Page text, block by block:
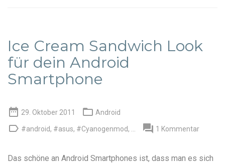
Ice Cream Sandwich Look
für dein Android
Smartphone
 29. Oktober 2011  Android
 #android, #asus, #Cyanogenmod, ...  1 Kommentar
Das schöne an Android Smartphones ist, dass man es sich